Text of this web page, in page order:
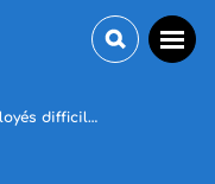
Employés difficiles, quoi faire?